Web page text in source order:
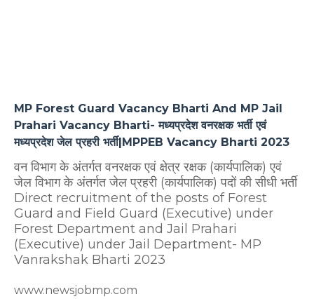
MP Forest Guard Vacancy Bharti And MP Jail
Prahari Vacancy Bharti- मध्यप्रदेश वनरक्षक भर्ती एवं
मध्यप्रदेश जेल प्रहरी भर्ती|MPPEB Vacancy Bharti 2023
वन विभाग के अंतर्गत वनरक्षक एवं क्षेत्र रक्षक (कार्यपालिक) एवं
जेल विभाग के अंतर्गत जेल प्रहरी (कार्यपालिक) पदों की सीधी भर्ती
Direct recruitment of the posts of Forest
Guard and Field Guard (Executive) under
Forest Department and Jail Prahari
(Executive) under Jail Department- MP
Vanrakshak Bharti 2023
www.newsjobmp.com